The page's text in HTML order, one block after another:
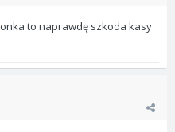
to naprawdę szkoda kasy